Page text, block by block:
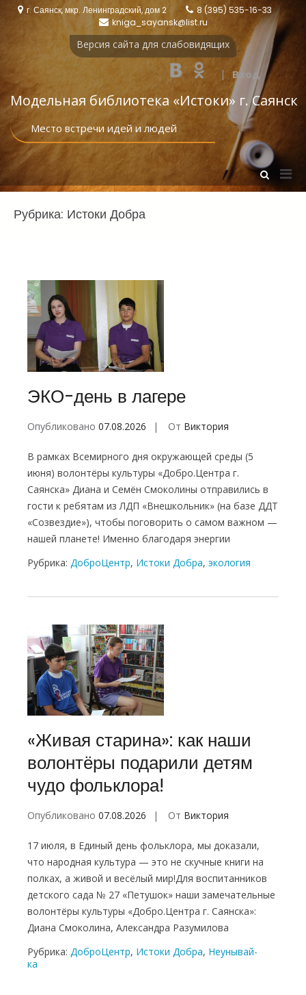
Перейтиг. Саянск, мкр. Ленинградский, дом 2
8 (395) 535-16-33
kniga_sayansk@list.ru
Версия сайта для слабовидящих
| Вход
Модельная библиотека «Истоки‎» г. Саянск
Место встречи идей и людей
Показать
форму
Рубрика: Истоки Добра
ЭКО-день в лагере
Опубликовано 07.08.2026 От Виктория
В рамках Всемирного дня окружающей среды (5
июня) волонтёры культуры «Добро.Центра г.
Саянска» Диана и Семён Смоколины отправились в
гости к ребятам из ЛДП «Внешкольник» (на базе ДДТ
«Созвездие»), чтобы поговорить о самом важном —
нашей планете! Именно благодаря энергии
Рубрика: ДоброЦентр, Истоки Добра, экология
«Живая старина»: как наши
волонтёры подарили детям
чудо фольклора!
Опубликовано 07.08.2026 От Виктория
17 июля, в Единый день фольклора, мы доказали,
что народная культура — это не скучные книги на
полках, а живой и весёлый мир!Для воспитанников
детского сада № 27 «Петушок» наши замечательные
волонтёры культуры «Добро.Центра г. Саянска»:
Диана Смоколина, Александра Разумилова
Рубрика: ДоброЦентр, Истоки Добра, Неунывай-
ка
Навигация
по
записям